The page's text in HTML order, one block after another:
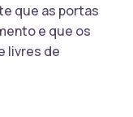
que as portas
e que os
livres de